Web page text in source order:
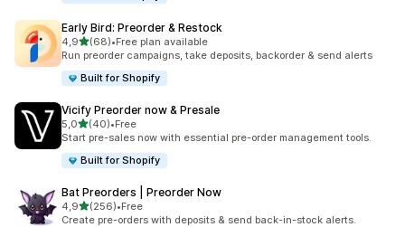
Early Bird: Preorder & Restock
4,9na 5 gwiazdek
(68)
Łączna liczba recenzji: 68
•Free plan available
Run preorder campaigns, take deposits, backorder & send alerts
Built for Shopify
Vicify Preorder now & Presale
5,0na 5 gwiazdek
(40)
Łączna liczba recenzji: 40
•Free
Start pre-sales now with essential pre-order management tools.
Built for Shopify
Bat Preorders | Preorder Now
4,9na 5 gwiazdek
(256)
Łączna liczba recenzji: 256
•Free
Create pre-orders with deposits & send back-in-stock alerts.